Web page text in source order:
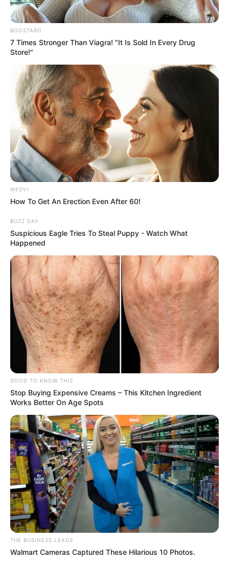
BOOSTARO
7 Times Stronger Than Viagra! "It Is Sold In Every Drug
Store!"
MEDVI
How To Get An Erection Even After 60!
BUZZ DAY
Suspicious Eagle Tries To Steal Puppy - Watch What
Happened
GOOD TO KNOW THIS
Stop Buying Expensive Creams – This Kitchen Ingredient
Works Better On Age Spots
THE BUSINESS LEADS
Walmart Cameras Captured These Hilarious 10 Photos.